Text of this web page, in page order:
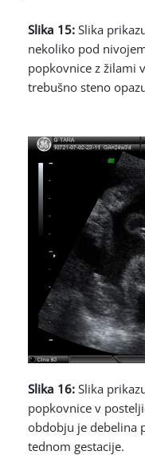
Slika 15: Slika
nekoliko pod
popkovnice z žilami
trebušno steno
Slika 16: Slika
popkovnice v
obdobju je debelina
tednom gestacije.